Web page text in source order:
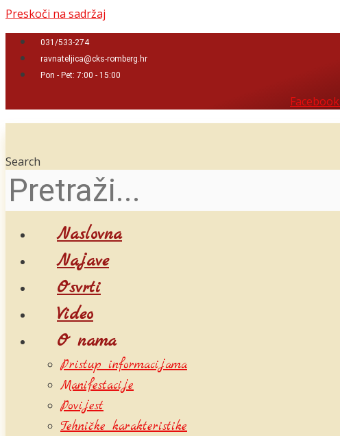
Preskoči na sadržaj
031/533-274
ravnateljica@cks-romberg.hr
Pon - Pet: 7:00 - 15:00
Facebook
Search
Naslovna
Najave
Osvrti
Video
O nama
Pristup informacijama
Manifestacije
Povijest
Tehničke karakteristike